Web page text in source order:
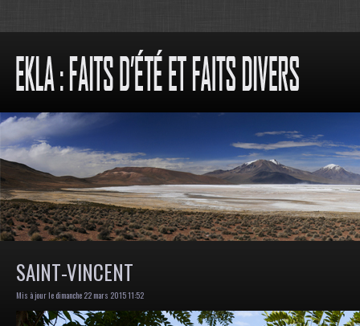
SAINT-VINCENT
Mis à jour le dimanche 22 mars 2015 11:52